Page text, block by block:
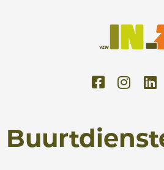
F
a
b
o
I
n
a
g
L
i
e
d